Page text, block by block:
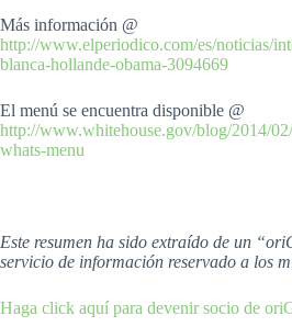
Más información @
http://www.elperiodico.com/es/noticias/
blanca-hollande-obama-3094669
El menú se encuentra disponible @
http://www.whitehouse.gov/blog/2014/
whats-menu
Este resumen ha sido extraído de un
servicio de información reservado a los
Haga click aquí para devenir socio de